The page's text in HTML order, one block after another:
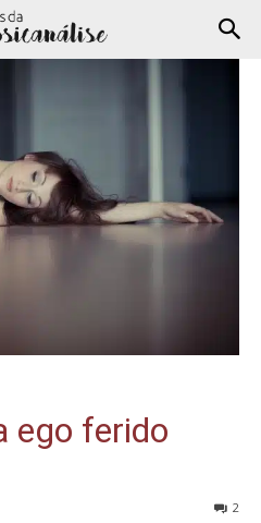
ego ferido
2